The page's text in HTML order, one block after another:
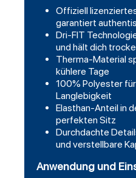
Offiziell
garantiert
Dri-FIT
und hält dich
Therma-Material
kühlere Tage
100% Polyester
Langlebigkeit
Elasthan-Anteil in
perfekten Sitz
Durchdachte
und verstellbare
Anwendung und